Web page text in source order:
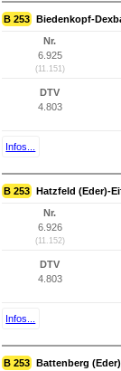
B 253 Biedenkopf-
Nr.
6.925
(11.151)
DTV
4.803
Infos...
B 253 Hatzfeld (Eder)-
Nr.
6.926
(11.152)
DTV
4.803
Infos...
B 253 Battenberg